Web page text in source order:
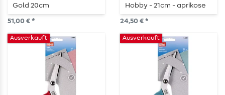
Gold 20cm
51,00 € *
Hobby - 21cm - aprikose
24,50 € *
Ausverkauft Ausverkauft